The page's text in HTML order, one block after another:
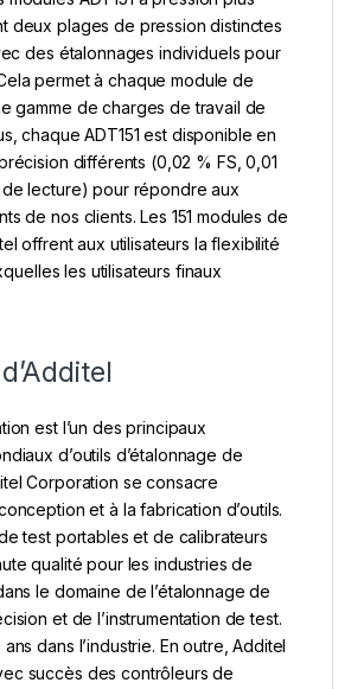
deux plages de pression distinctes
des étalonnages individuels pour
permet à chaque module de
gamme de charges de travail de
chaque ADT151 est disponible en
différents (0,02 % FS, 0,01
de lecture) pour répondre aux
de nos clients. Les 151 modules de
offrent aux utilisateurs la flexibilité
les utilisateurs finaux
est l’un des principaux
d’outils d’étalonnage de
Corporation se consacre
et à la fabrication d’outils.
test portables et de calibrateurs
qualité pour les industries de
le domaine de l’étalonnage de
et de l’instrumentation de test.
dans l’industrie. En outre, Additel
succès des contrôleurs de